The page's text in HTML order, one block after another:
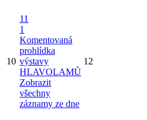
10
11
1
Komentovaná
prohlídka
výstavy
HLAVOLAMŮ
Zobrazit
všechny
záznamy ze dne
12